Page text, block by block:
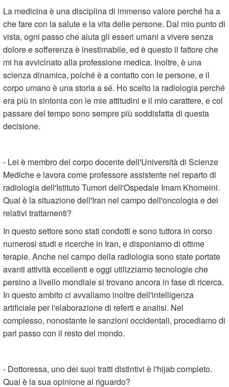
La medicina è una disciplina di immenso valore perché ha a
che fare con la salute e la vita delle persone. Dal mio punto di
vista, ogni passo che aiuta gli esseri umani a vivere senza
dolore e sofferenza è inestimabile, ed è questo il fattore che
mi ha avvicinato alla professione medica. Inoltre, è una
scienza dinamica, poiché è a contatto con le persone, e il
corpo umano è una storia a sé. Ho scelto la radiologia perché
era più in sintonia con le mie attitudini e il mio carattere, e col
passare del tempo sono sempre più soddisfatta di questa
decisione.
- Lei è membro del corpo docente dell'Università di Scienze
Mediche e lavora come professore assistente nel reparto di
radiologia dell'Istituto Tumori dell'Ospedale Imam Khomeini.
Qual è la situazione dell'Iran nel campo dell'oncologia e dei
relativi trattamenti?
In questo settore sono stati condotti e sono tuttora in corso
numerosi studi e ricerche in Iran, e disponiamo di ottime
terapie. Anche nel campo della radiologia sono state portate
avanti attività eccellenti e oggi utilizziamo tecnologie che
persino a livello mondiale si trovano ancora in fase di ricerca.
In questo ambito ci avvaliamo inoltre dell'intelligenza
artificiale per l'elaborazione di referti e analisi. Nel
complesso, nonostante le sanzioni occidentali, procediamo di
pari passo con il resto del mondo.
- Dottoressa, uno dei suoi tratti distintivi è l'hijab completo.
Qual è la sua opinione al riguardo?